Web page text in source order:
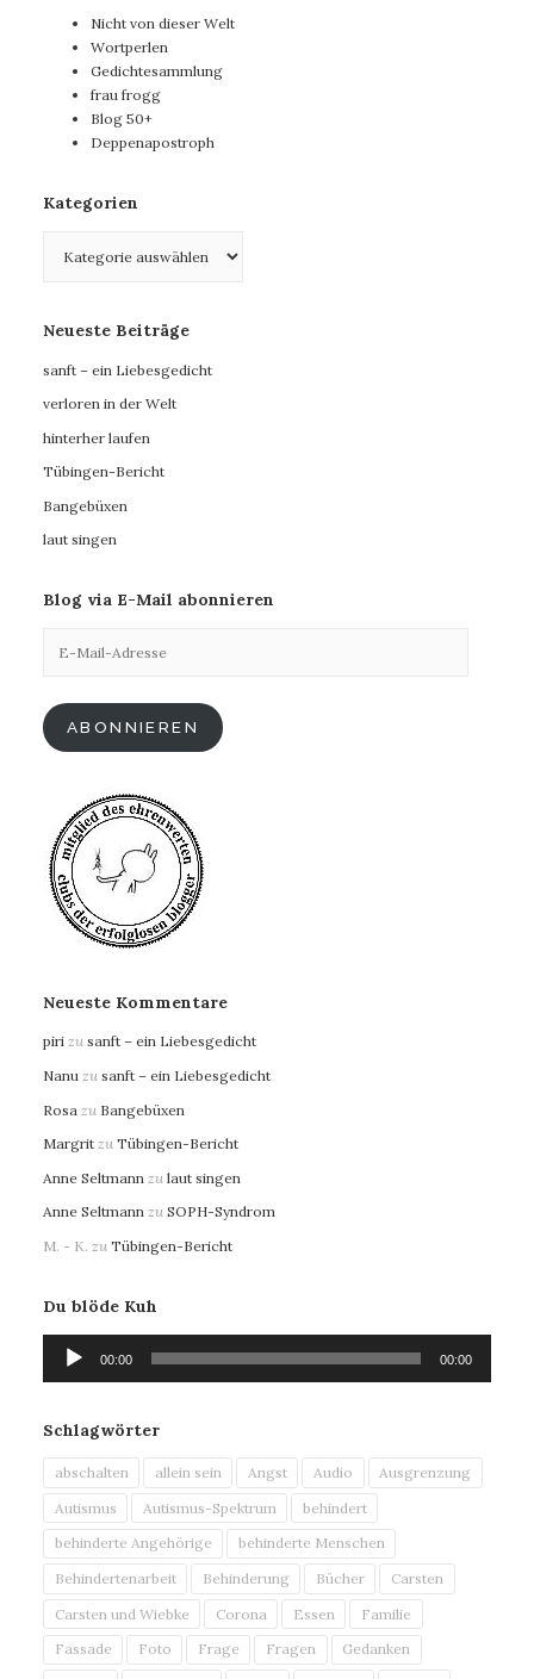
Nicht von dieser Welt
Wortperlen
Gedichtesammlung
frau frogg
Blog 50+
Deppenapostroph
Kategorien
Neueste Beiträge
sanft – ein Liebesgedicht
verloren in der Welt
hinterher laufen
Tübingen-Bericht
Bangebüxen
laut singen
Blog via E-Mail abonnieren
Mail-
ABONNIEREN
Neueste Kommentare
piri zu sanft – ein Liebesgedicht
Nanu zu sanft – ein Liebesgedicht
Rosa zu Bangebüxen
Margrit zu Tübingen-Bericht
Anne Seltmann zu laut singen
Anne Seltmann zu SOPH-Syndrom
M. - K. zu Tübingen-Bericht
Du blöde Kuh
Audio-
Player
00:00 00:00
Schlagwörter
abschalten allein sein Angst Audio
Ausgrenzung
Autismus
Autismus-Spektrum
behindert
behinderte Angehörige
behinderte Menschen
Behindertenarbeit
Behinderung Bücher
Carsten
Carsten und Wiebke
Corona Essen
Familie
Fassade
Foto Frage Fragen
Gedanken